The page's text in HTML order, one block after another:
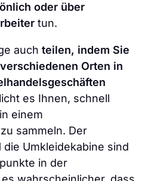
oder über
tun.
auch teilen, indem Sie
Orten in
es Ihnen, schnell
einem
sammeln. Der
Umkleidekabine sind
in der